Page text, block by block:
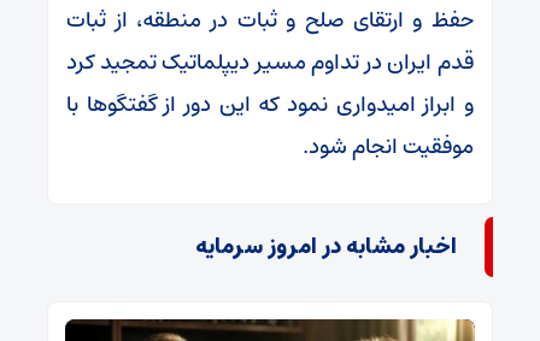
حفظ و ارتقای صلح و ثبات در منطقه، از ثبات
قدم ایران در تداوم مسیر دیپلماتیک تمجید کرد
و ابراز امیدواری نمود که این دور از گفتگوها با
موفقیت انجام شود.
اخبار مشابه در امروز سرمایه